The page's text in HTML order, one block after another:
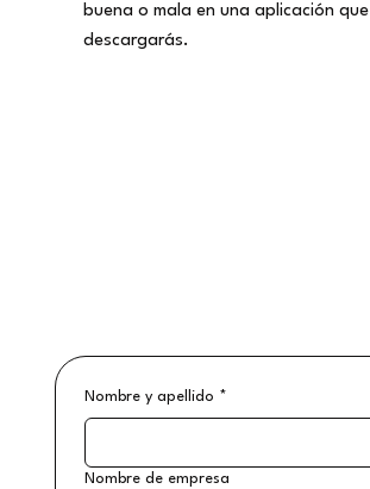
buena o mala en una aplicación que
descargarás.
Nombre y apellido *
Nombre de empresa